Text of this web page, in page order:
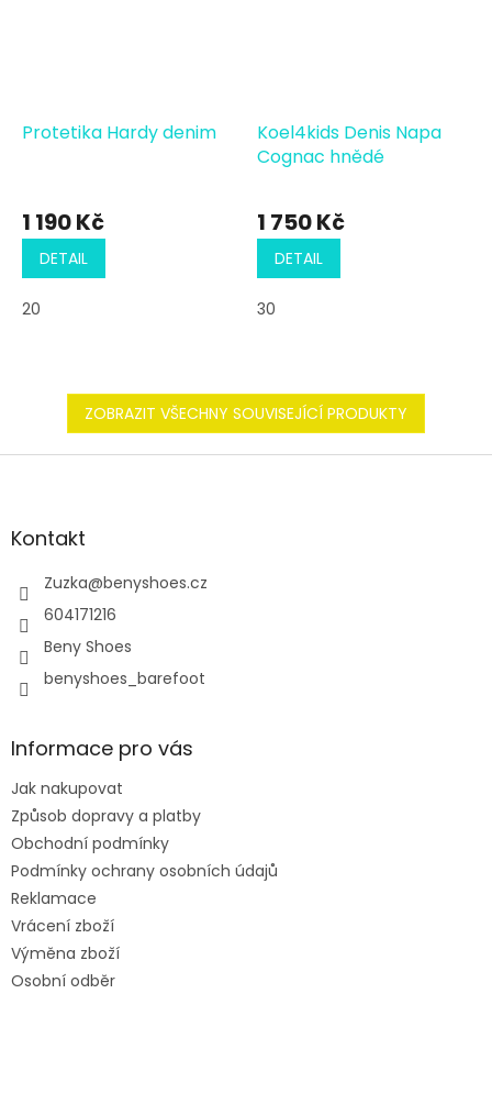
Protetika Hardy denim
1 190 Kč
DETAIL
20
Koel4kids Denis Napa
Cognac hnědé
1 750 Kč
DETAIL
30
ZOBRAZIT VŠECHNY SOUVISEJÍCÍ PRODUKTY
Z
aKontakt
Zuzka@benyshoes.cz
604171216
Beny Shoes
benyshoes_barefoot
Informace pro vás
Jak nakupovat
Způsob dopravy a platby
Obchodní podmínky
Podmínky ochrany osobních údajů
Reklamace
Vrácení zboží
Výměna zboží
Osobní odběr